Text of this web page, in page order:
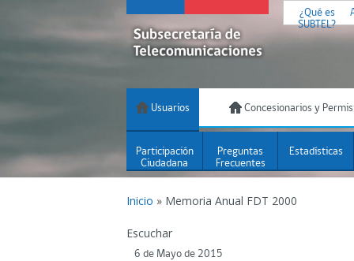
¿Qué es
SUBTEL?
Usuarios Concesionarios y
Participación
Ciudadana
Preguntas
Frecuentes
Estadísticas
Inicio » Memoria Anual FDT 2000
Escuchar
6 de Mayo de 2015